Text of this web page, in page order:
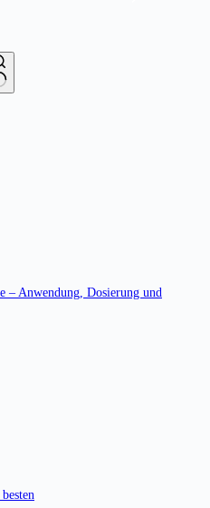
Anwendung, Dosierung und